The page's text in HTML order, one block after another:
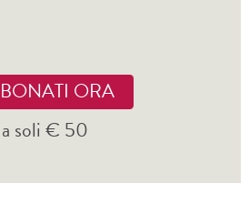
ORA
a soli € 50